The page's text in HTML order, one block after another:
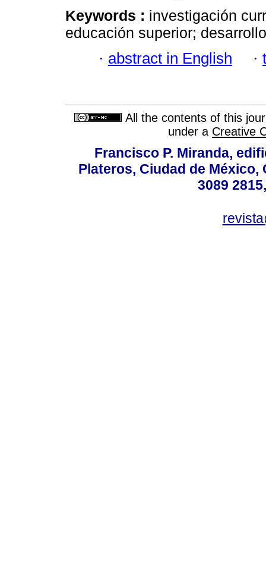
Keywords : investigación
educación superior;
· abstract in English ·
All the contents of this
under a Creative
Francisco P. Miranda,
Plateros, Ciudad de México,
3089